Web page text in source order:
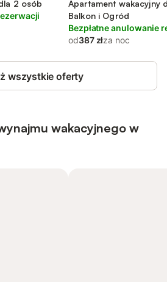
2 osób
Apartament wakacyjny
Balkon i Ogród
Bezpłatne anulowanie
od387 złza noc
wszystkie oferty
wakacyjnego w